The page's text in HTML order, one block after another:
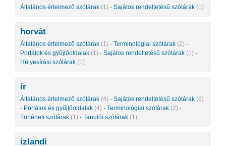
Általános értelmező szótárak (1) · Sajátos rendeltetésű szótárak (1)
horvát
Általános értelmező szótárak (1) · Terminológiai szótárak (2) ·
Portálok és gyűjtőoldalak (1) · Sajátos rendeltetésű szótárak (1) ·
Helyesírási szótárak (1)
ír
Általános értelmező szótárak (4) · Sajátos rendeltetésű szótárak (6)
· Portálok és gyűjtőoldalak (4) · Terminológiai szótárak (2) ·
Történeti szótárak (1) · Tanulói szótárak (1)
izlandi